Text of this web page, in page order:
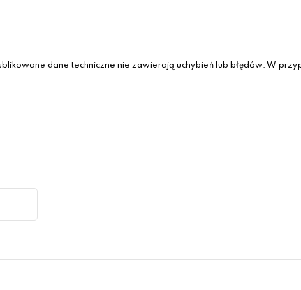
dane techniczne nie zawierają uchybień lub błędów. W